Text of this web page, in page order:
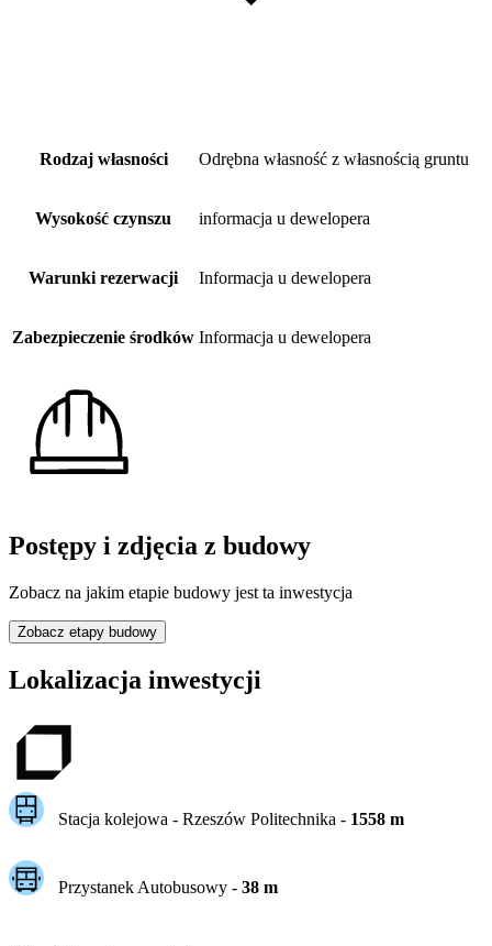
Rodzaj własności Odrębna własność z własnością gruntu
Wysokość czynszu informacja u dewelopera
Warunki rezerwacji Informacja u dewelopera
Zabezpieczenie środków Informacja u dewelopera
Postępy i zdjęcia z budowy
Zobacz na jakim etapie budowy jest ta inwestycja
Zobacz etapy budowy
Lokalizacja inwestycji
Stacja kolejowa - Rzeszów Politechnika - 1558m
Przystanek Autobusowy - 38m